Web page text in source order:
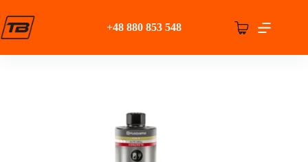
do
treści
+48 880 853 548 Koszyk